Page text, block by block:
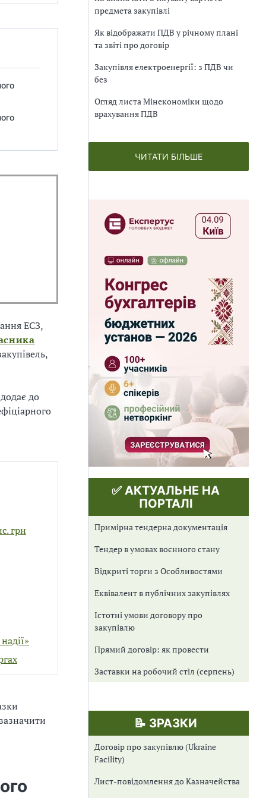
ЕСЗ,
до
грн
предмета закупівлі
Як відображати ПДВ у річному плані
та звіті про договір
Закупівля електроенергії: з ПДВ чи
без
Огляд листа Мінекономіки щодо
врахування ПДВ
ЧИТАТИ БІЛЬШЕ
✅ АКТУАЛЬНЕ НА
ПОРТАЛІ
Примірна тендерна документація
Тендер в умовах воєнного стану
Відкриті торги з Особливостями
Еквівалент в публічних закупівлях
Істотні умови договору про
закупівлю
Прямий договір: як провести
Заставки на робочий стіл (серпень)
📝 ЗРАЗКИ
Договір про закупівлю (Ukraine
Facility)
Лист-повідомлення до Казначейства